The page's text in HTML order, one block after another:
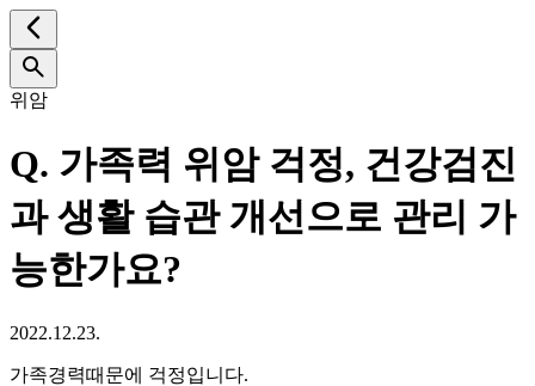
위암
Q. 가족력 위암 걱정, 건강검진
과 생활 습관 개선으로 관리 가
능한가요?
2022.12.23.
가족경력때문에 걱정입니다.